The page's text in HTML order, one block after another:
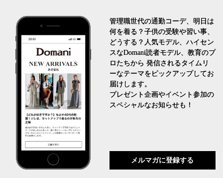
管理職世代の通勤コーデ、明日は
何を着る？子供の受験や習い事、
どうする？人気モデル、ハイセン
スなDomani読者モデル、教育のプ
ロたちから 発信されるタイムリ
ーなテーマをピックアップしてお
届けします。
プレゼント企画やイベント参加の
スペシャルなお知らせも！
メルマガに登録する